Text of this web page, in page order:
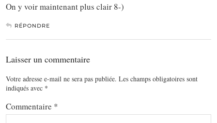
On y voir maintenant plus clair 8-)
RÉPONDRE
Laisser un commentaire
Votre adresse e-mail ne sera pas publiée. Les champs obligatoires sont
indiqués avec *
Commentaire *